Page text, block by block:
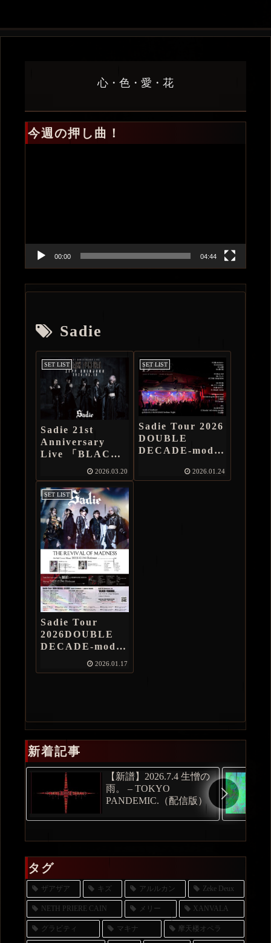
心・色・愛・花
今週の押し曲！
00:00 04:44
Sadie
SET LIST
Sadie 21st
Anniversary
Live 「BLACK
FUNERAL」
Zepp Shinjuku
2026.03.20
SET LIST
Sadie Tour 2026
DOUBLE
DECADE-mode
1月23日(金) 川
2026.01.24
SET LIST
Sadie Tour
2026DOUBLE
DECADE-mode
of madness-1月
17日(土) 柏
2026.01.17
新着記事
【新譜】2026.7.4 生憎の
雨。 – TOKYO
PANDEMIC.（配信版）
タグ
ザアザア キズ アルルカン Zeke Deux
NETH PRIERE CAIN メリー XANVALA
グラビティ マキナ 摩天楼オペラ